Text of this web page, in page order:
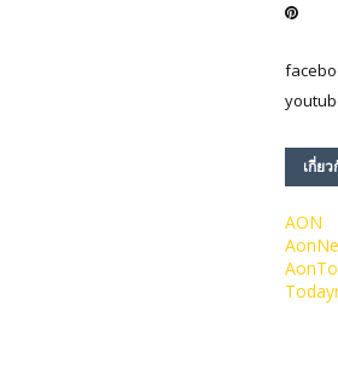
เกี่ย
AON